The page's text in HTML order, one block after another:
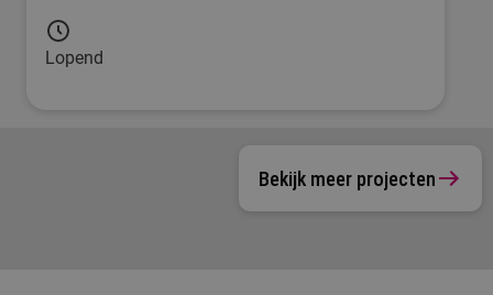
wachten die vraagt om een zorgzame aanpak.
Lopend
Bekijk meer projecten